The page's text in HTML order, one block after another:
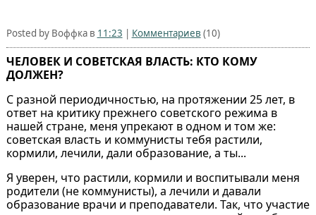
Posted by Воффка в 11:23 | Комментариев (10)
ЧЕЛОВЕК И СОВЕТСКАЯ ВЛАСТЬ: КТО КОМУ
ДОЛЖЕН?
С разной периодичностью, на протяжении 25 лет, в
ответ на критику прежнего советского режима в
нашей стране, меня упрекают в одном и том же:
советская власть и коммунисты тебя растили,
кормили, лечили, дали образование, а ты...
Я уверен, что растили, кормили и воспитывали меня
родители (не коммунисты), а лечили и давали
образование врачи и преподаватели. Так, что участие